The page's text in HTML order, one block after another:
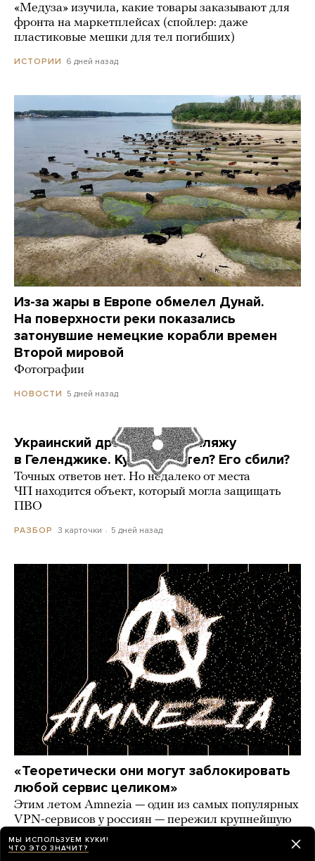
«Медуза» изучила, какие товары заказывают для
фронта на маркетплейсах (спойлер: даже
пластиковые мешки для тел погибших)
ИСТОРИИ 6 дней назад
Из-за жары в Европе обмелел Дунай.
На поверхности реки показались
затонувшие немецкие корабли времен
Второй мировой
Фотографии
НОВОСТИ 5 дней назад
Украинский дрон попал по пляжу
в Геленджике. Куда он летел? Его сбили?
Точных ответов нет. Но недалеко от места
ЧП находится объект, который могла защищать
ПВО
РАЗБОР 3 карточки 5 дней назад
«Теоретически они могут заблокировать
любой сервис целиком»
Этим летом Amnezia — один из самых популярных
VPN-сервисов у россиян — пережил крупнейшую
атаку, которая длилась полтора месяца. Интервью
разработчика сервиса
МЫ ИСПОЛЬЗУЕМ КУКИ!
ЧТО ЭТО ЗНАЧИТ?